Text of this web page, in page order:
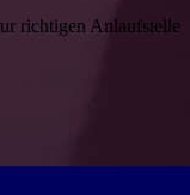
richtigen Anlaufstelle